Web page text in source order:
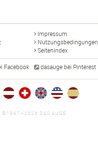
Impressum
Nutzungsbedingungen
Seitenindex
Facebook dasauge bei Pinterest
©1997—2026 DAS AUGE